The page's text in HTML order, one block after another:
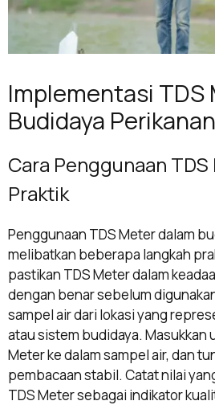
Implementasi TDS
Budidaya Perikanan
Cara Penggunaan
Praktik
Penggunaan TDS Meter dalam
melibatkan beberapa langkah
pastikan TDS Meter dalam
dengan benar sebelum
sampel air dari lokasi yang
atau sistem budidaya. Masukkan
Meter ke dalam sampel air, dan
pembacaan stabil. Catat nilai
TDS Meter sebagai indikator